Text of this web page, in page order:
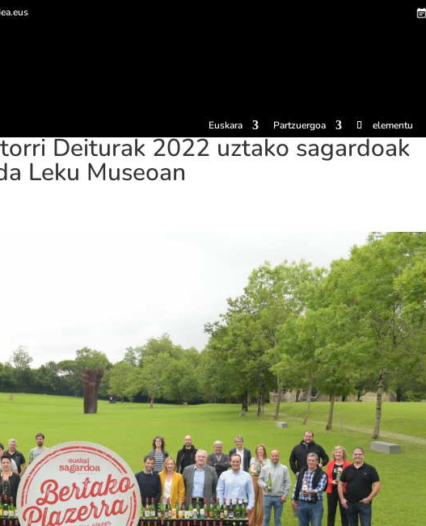
Euskara Partzuergoa elementu
Deiturak 2022 uztako sagardoak
Leku Museoan